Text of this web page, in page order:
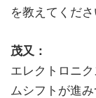
を教えてくださ
茂又：
エレクトロニ
ムシフトが進